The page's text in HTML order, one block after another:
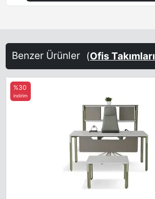
Benzer Ürünler (Ofis Takımları
%30
indirim